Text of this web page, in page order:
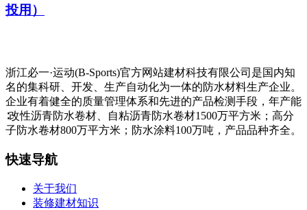
投用）
浙江必一·运动(B-Sports)官方网站建材科技有限公司是国内知
名的集科研、开发、生产自动化为一体的防水材料生产企业。
企业有着健全的质量管理体系和先进的产品检测手段，年产能
∶改性沥青防水卷材、自粘沥青防水卷材1500万平方米；高分
子防水卷材800万平方米；防水涂料100万吨，产品品种齐全。
快速导航
关于我们
装修建材知识